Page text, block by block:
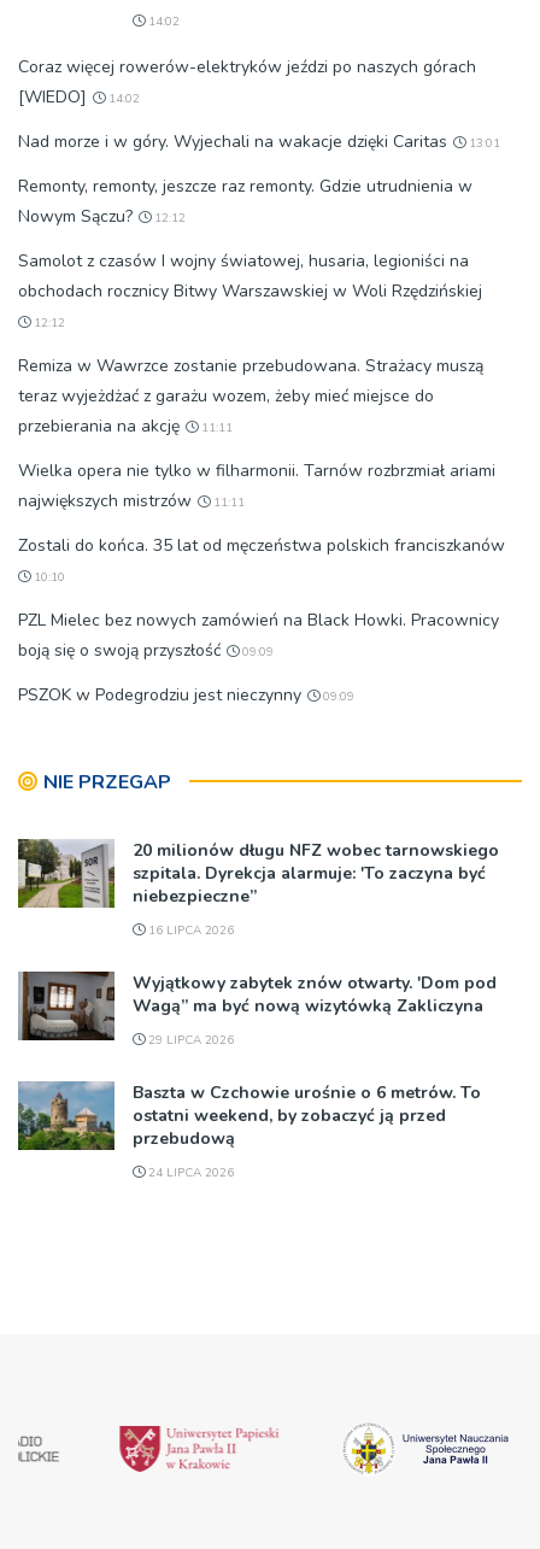
14:02
Coraz więcej rowerów-elektryków jeździ po naszych górach
[WIEDO]
14:02
Nad morze i w góry. Wyjechali na wakacje dzięki Caritas 13:01
Remonty, remonty, jeszcze raz remonty. Gdzie utrudnienia w
Nowym Sączu?
12:12
Samolot z czasów I wojny światowej, husaria, legioniści na
obchodach rocznicy Bitwy Warszawskiej w Woli Rzędzińskiej
12:12
Remiza w Wawrzce zostanie przebudowana. Strażacy muszą
teraz wyjeżdżać z garażu wozem, żeby mieć miejsce do
przebierania na akcję
11:11
Wielka opera nie tylko w filharmonii. Tarnów rozbrzmiał ariami
największych mistrzów
11:11
Zostali do końca. 35 lat od męczeństwa polskich franciszkanów
10:10
PZL Mielec bez nowych zamówień na Black Howki. Pracownicy
boją się o swoją przyszłość
09:09
PSZOK w Podegrodziu jest nieczynny 09:09
NIE PRZEGAP
20 milionów długu NFZ wobec tarnowskiego
szpitala. Dyrekcja alarmuje: 'To zaczyna być
niebezpieczne”
16 LIPCA 2026
Wyjątkowy zabytek znów otwarty. 'Dom pod
Wagą” ma być nową wizytówką Zakliczyna
29 LIPCA 2026
Baszta w Czchowie urośnie o 6 metrów. To
ostatni weekend, by zobaczyć ją przed
przebudową
24 LIPCA 2026